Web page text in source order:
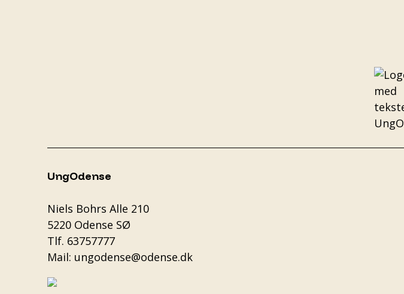
UngOdense
Niels Bohrs Alle 210
5220 Odense SØ
Tlf. 63757777
Mail: ungodense@odense.dk